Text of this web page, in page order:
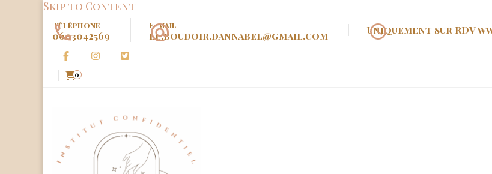
Skip to Content
Téléphone
0603042569
E-mail
le.boudoir.dannabel@gmail.com Uniquement sur RDV
0
Le Boudoir
Institut Confidenciel